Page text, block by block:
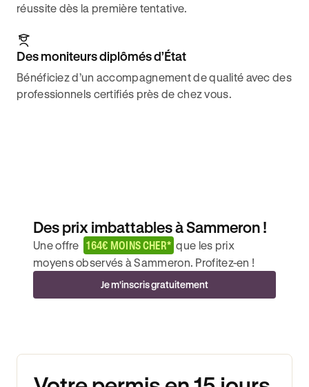
réussite dès la première tentative.
Des moniteurs diplômés d’État
Bénéficiez d’un accompagnement de qualité avec des
professionnels certifiés près de chez vous.
Des prix imbattables à Sammeron !
Une offre 164€ MOINS CHER* que les prix
moyens observés à Sammeron. Profitez-en !
Je m'inscris gratuitement